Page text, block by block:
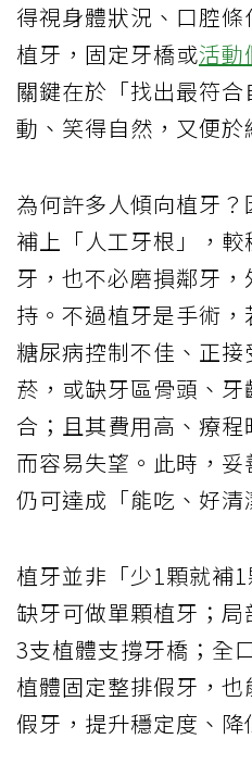
得視身體狀況、口腔
植牙，固定牙橋或活動
關鍵在於「找出最符
動、笑得自然，又便於
為何許多人傾向植牙
補上「人工牙根」，
牙，也不必磨損鄰牙
持。不過植牙是手術，
糖尿病控制不佳、正
菸，或缺牙區骨頭、
合；且其費用高、療
而容易失望。此時，妥
仍可達成「能吃、好清
植牙並非「少1顆就補
缺牙可做單顆植牙；局
3支植體支撐牙橋；全
植體固定整排假牙，
假牙，提升穩定度、降